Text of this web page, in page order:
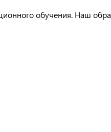
обучения. Наш